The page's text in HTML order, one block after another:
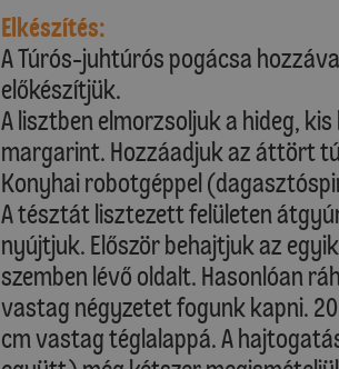
Elkészítés:
A Túrós-juhtúrós pogácsa
előkészítjük.
A lisztben elmorzsoljuk a hideg,
margarint. Hozzáadjuk az áttört
Konyhai robotgéppel
A tésztát lisztezett felületen
nyújtjuk. Először behajtjuk az
szemben lévő oldalt. Hasonlóan
vastag négyzetet fogunk kapni.
cm vastag téglalappá. A